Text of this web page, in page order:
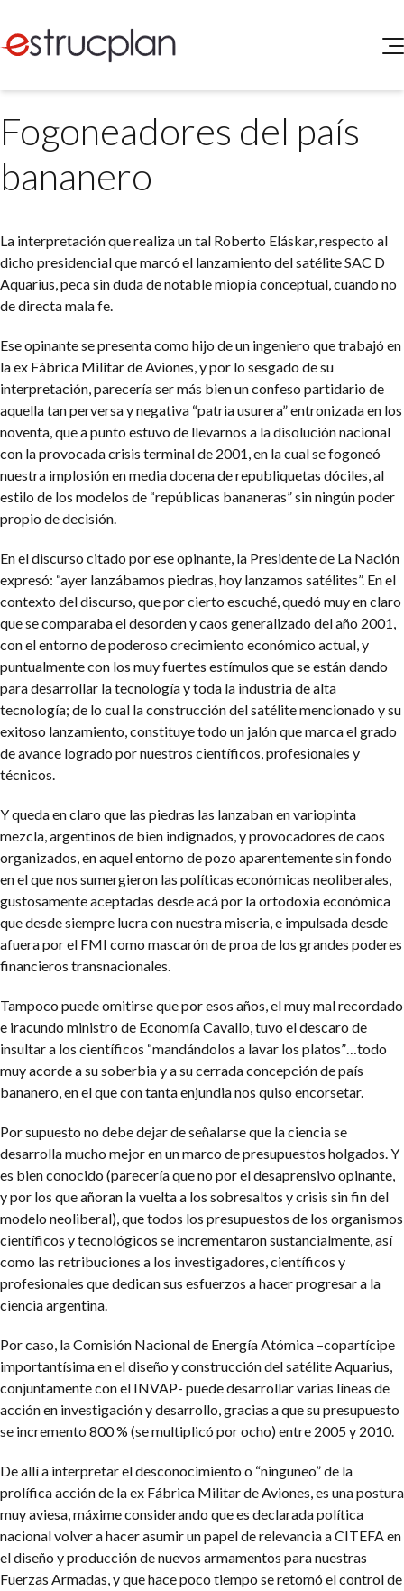
SERVICIOS
Higiene y Seguridad
Medio Ambiente
NOVEDADES
INGRESAR
Buscador de Legislación
Matriz Premium
Matriz Profesional
Fogoneadores del país
bananero
La interpretación que realiza un tal Roberto Eláskar, respecto al
dicho presidencial que marcó el lanzamiento del satélite SAC D
Aquarius, peca sin duda de notable miopía conceptual, cuando no
de directa mala fe.
Ese opinante se presenta como hijo de un ingeniero que trabajó en
la ex Fábrica Militar de Aviones, y por lo sesgado de su
interpretación, parecería ser más bien un confeso partidario de
aquella tan perversa y negativa “patria usurera” entronizada en los
noventa, que a punto estuvo de llevarnos a la disolución nacional
con la provocada crisis terminal de 2001, en la cual se fogoneó
nuestra implosión en media docena de republiquetas dóciles, al
estilo de los modelos de “repúblicas bananeras” sin ningún poder
propio de decisión.
En el discurso citado por ese opinante, la Presidente de La Nación
expresó: “ayer lanzábamos piedras, hoy lanzamos satélites”. En el
contexto del discurso, que por cierto escuché, quedó muy en claro
que se comparaba el desorden y caos generalizado del año 2001,
con el entorno de poderoso crecimiento económico actual, y
puntualmente con los muy fuertes estímulos que se están dando
para desarrollar la tecnología y toda la industria de alta
tecnología; de lo cual la construcción del satélite mencionado y su
exitoso lanzamiento, constituye todo un jalón que marca el grado
de avance logrado por nuestros científicos, profesionales y
técnicos.
Y queda en claro que las piedras las lanzaban en variopinta
mezcla, argentinos de bien indignados, y provocadores de caos
organizados, en aquel entorno de pozo aparentemente sin fondo
en el que nos sumergieron las políticas económicas neoliberales,
gustosamente aceptadas desde acá por la ortodoxia económica
que desde siempre lucra con nuestra miseria, e impulsada desde
afuera por el FMI como mascarón de proa de los grandes poderes
financieros transnacionales.
Tampoco puede omitirse que por esos años, el muy mal recordado
e iracundo ministro de Economía Cavallo, tuvo el descaro de
insultar a los científicos “mandándolos a lavar los platos”…todo
muy acorde a su soberbia y a su cerrada concepción de país
bananero, en el que con tanta enjundia nos quiso encorsetar.
Por supuesto no debe dejar de señalarse que la ciencia se
desarrolla mucho mejor en un marco de presupuestos holgados. Y
es bien conocido (parecería que no por el desaprensivo opinante,
y por los que añoran la vuelta a los sobresaltos y crisis sin fin del
modelo neoliberal), que todos los presupuestos de los organismos
científicos y tecnológicos se incrementaron sustancialmente, así
como las retribuciones a los investigadores, científicos y
profesionales que dedican sus esfuerzos a hacer progresar a la
ciencia argentina.
Por caso, la Comisión Nacional de Energía Atómica –copartícipe
importantísima en el diseño y construcción del satélite Aquarius,
conjuntamente con el INVAP- puede desarrollar varias líneas de
acción en investigación y desarrollo, gracias a que su presupuesto
se incremento 800 % (se multiplicó por ocho) entre 2005 y 2010.
De allí a interpretar el desconocimiento o “ninguneo” de la
prolífica acción de la ex Fábrica Militar de Aviones, es una postura
muy aviesa, máxime considerando que es declarada política
nacional volver a hacer asumir un papel de relevancia a CITEFA en
el diseño y producción de nuevos armamentos para nuestras
Fuerzas Armadas, y que hace poco tiempo se retomó el control de